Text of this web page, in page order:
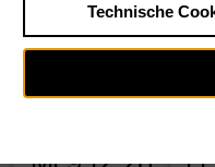
Technische